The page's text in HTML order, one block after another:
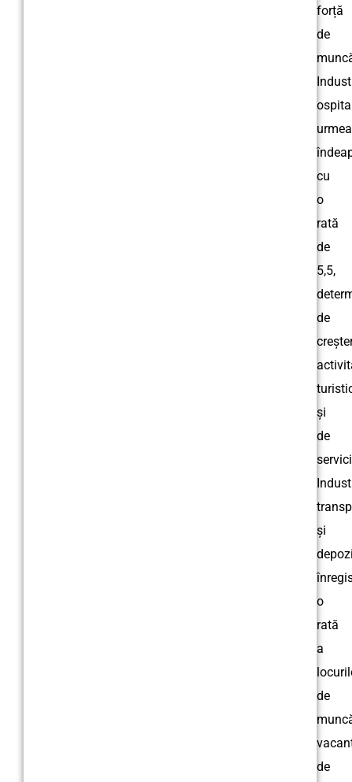
forță
de
cu
o
rată
de
5,5,
de
și
de
și
o
rată
a
de
de